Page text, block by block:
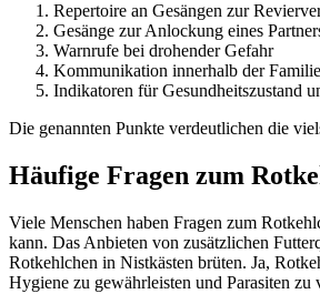
Repertoire an Gesängen zur
Gesänge zur Anlockung eines
Warnrufe bei drohender Gefahr
Kommunikation innerhalb der Familie
Indikatoren für Gesundheitszustand
Die genannten Punkte verdeutlichen die
Häufige Fragen zum
Viele Menschen haben Fragen zum
kann. Das Anbieten von zusätzlichen
Rotkehlchen in Nistkästen brüten. Ja,
Hygiene zu gewährleisten und Parasiten